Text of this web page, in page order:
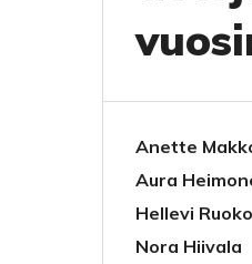
Anette
Aura
Hellevi
Nora Hiivala